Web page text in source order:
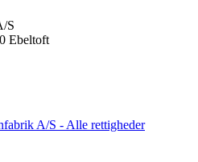
S
Ebeltoft
A/S - Alle rettigheder